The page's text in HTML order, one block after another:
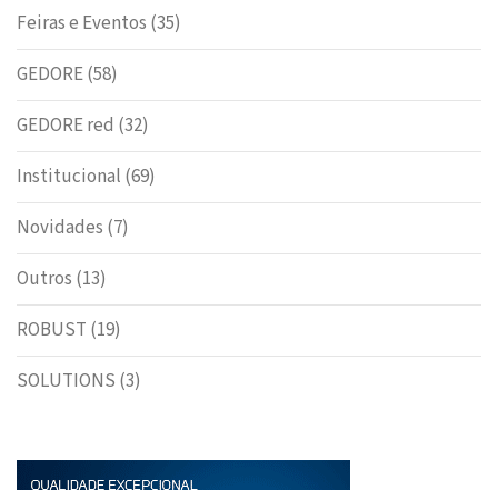
Feiras e Eventos (35)
GEDORE(58)
GEDORE red (32)
Institucional (69)
Novidades (7)
Outros (13)
ROBUST (19)
SOLUTIONS (3)